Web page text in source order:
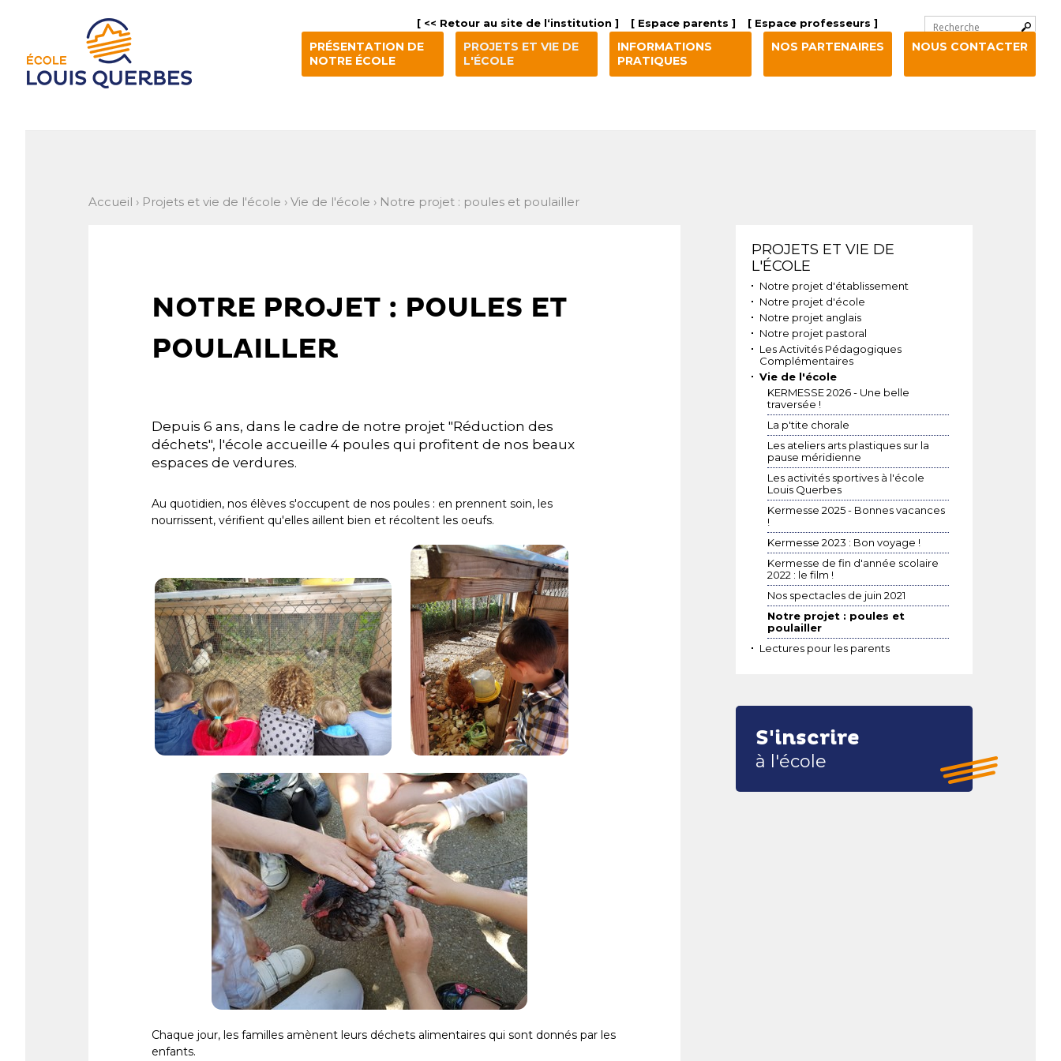
navigation
[ << Retour au site de l‘institution ] [ Espace parents ] [ Espace professeurs ]
PRÉSENTATION DE
NOTRE ÉCOLE
PROJETS ET VIE DE
L'ÉCOLE
INFORMATIONS
PRATIQUES
NOS PARTENAIRES NOUS CONTACTER
Chercher par
Recherche
Accueil › Projets et vie de l'école › Vie de l'école › Notre projet : poules et poulailler
NOTRE PROJET : POULES ET
POULAILLER
Depuis 6 ans, dans le cadre de notre projet "Réduction des
déchets", l'école accueille 4 poules qui profitent de nos beaux
espaces de verdures.
Au quotidien, nos élèves s'occupent de nos poules : en prennent soin, les
nourrissent, vérifient qu'elles aillent bien et récoltent les oeufs.
Chaque jour, les familles amènent leurs déchets alimentaires qui sont donnés par les
enfants.
Navigation
PROJETS ET VIE DE
L'ÉCOLE
Notre projet d'établissement
Notre projet d'école
Notre projet anglais
Notre projet pastoral
Les Activités Pédagogiques
Complémentaires
Vie de l'école
KERMESSE 2026 - Une belle
traversée !
La p'tite chorale
Les ateliers arts plastiques sur la
pause méridienne
Les activités sportives à l'école
Louis Querbes
Kermesse 2025 - Bonnes vacances
!
Kermesse 2023 : Bon voyage !
Kermesse de fin d'année scolaire
2022 : le film !
Nos spectacles de juin 2021
Notre projet : poules et
poulailler
Lectures pour les parents
S'inscrire
à l'école